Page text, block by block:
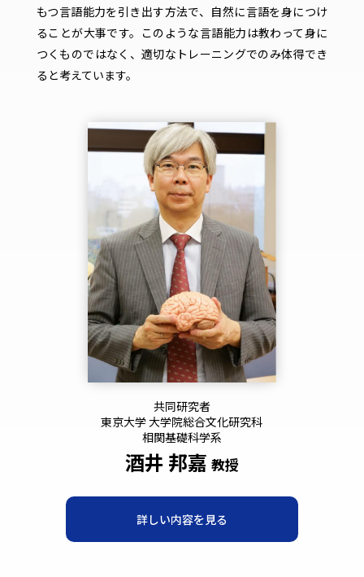
共同研究者
東京大学 大学院総合文化研究科
相関基礎科学系
酒井 邦嘉 教授
詳しい内容を見る
もつ言語能力を引き出す方法で、自然に言語を身につけ
ることが大事です。このような言語能力は教わって身に
つくものではなく、適切なトレーニングでのみ体得でき
ると考えています。